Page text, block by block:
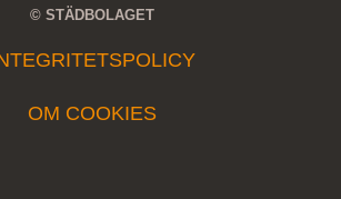
© STÄDBOLAGET
OM COOKIES